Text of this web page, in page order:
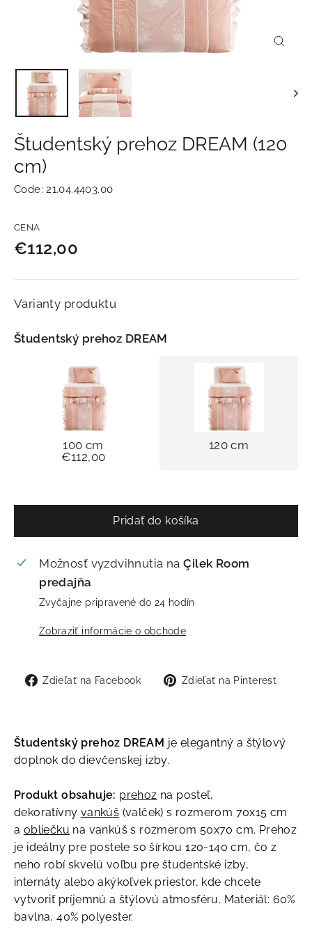
Študentský prehoz DREAM (120
cm)
Code:21.04.4403.00
Normálna
cena
CENA
€112,00
Varianty produktu
Študentský prehoz DREAM
100 cm
€112,00
120 cm
Pridať do košíka
Možnosť vyzdvihnutia naÇilek Room
predajňa
Zvyčajne pripravené do 24 hodín
Zobraziť informácie o obchode
Zdieľať na Facebook
ZdieľaťZdieľať na Pinterest
Študentský prehoz DREAM je elegantný a štýlový
doplnok do dievčenskej izby.
Produkt obsahuje: prehoz na posteľ,
dekoratívny vankúš (valček) s rozmerom 70x15 cm
a obliečku na vankúš s rozmerom 50x70 cm. Prehoz
je ideálny pre postele so šírkou 120-140 cm, čo z
neho robí skvelú voľbu pre študentské izby,
internáty alebo akýkoľvek priestor, kde chcete
vytvoriť príjemnú a štýlovú atmosféru. Materiál: 60%
bavlna, 40% polyester.